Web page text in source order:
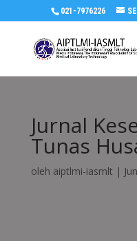
021-7976226
Jurnal
Tunas
oleh aiptlmi-iasmlt |